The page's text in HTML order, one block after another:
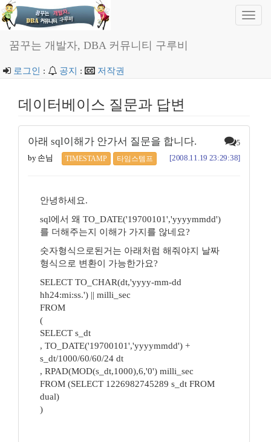
꿈꾸는 개발자, DBA 커뮤니티 구루비
로그인 : 공지 : 저작권
데이터베이스 질문과 답변
아래 sql이해가 안가서 질문을 합니다. 5
by 손님 TIMESTAMP 타임스템프 [2008.11.19 23:29:38]
안녕하세요.
sql에서 왜 TO_DATE('19700101','yyyymmdd')
를 더해주는지 이해가 가지를 않네요?
숫자형식으로된거는 아래처럼 해줘야지 날짜
형식으로 변환이 가능한가요?
SELECT TO_CHAR(dt,'yyyy-mm-dd
hh24:mi:ss.') || milli_sec
FROM
(
SELECT s_dt
, TO_DATE('19700101','yyyymmdd') +
s_dt/1000/60/60/24 dt
, RPAD(MOD(s_dt,1000),6,'0') milli_sec
FROM (SELECT 1226982745289 s_dt FROM
dual)
)